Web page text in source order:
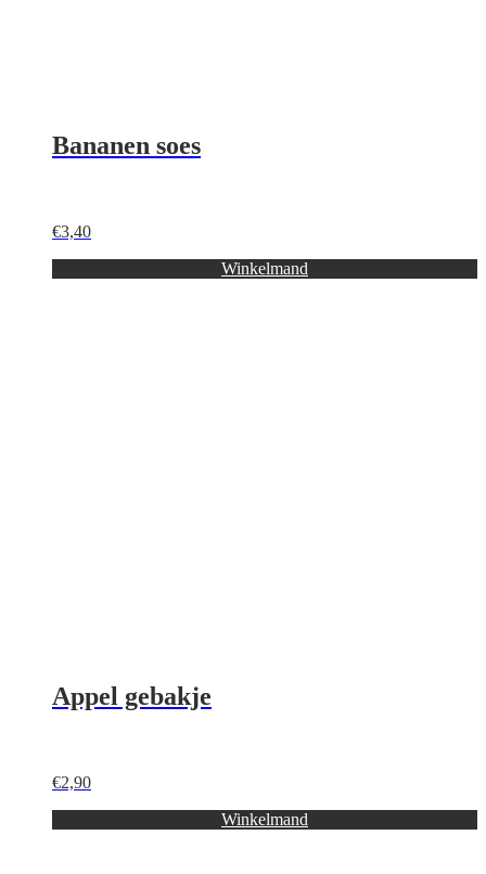
Bananen soes
€3,40
Winkelmand
Appel gebakje
€2,90
Winkelmand